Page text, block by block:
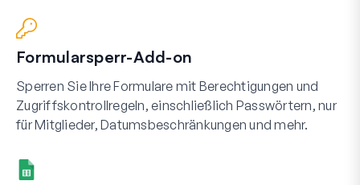
Formularsperr-Add-on
Sperren Sie Ihre Formulare mit Berechtigungen und
Zugriffskontrollregeln, einschließlich Passwörtern, nur
für Mitglieder, Datumsbeschränkungen und mehr.